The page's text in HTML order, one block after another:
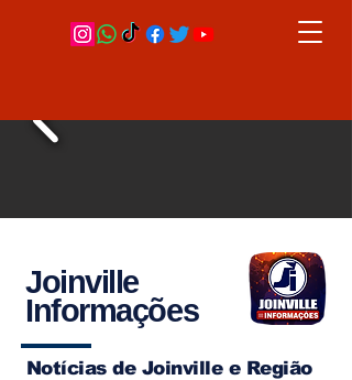
Joinville
Informações
Notícias de Joinville e Região